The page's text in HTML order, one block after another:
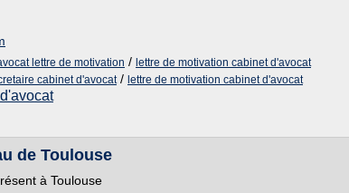
lettre de motivation / lettre de motivation cabinet d'avocat
cabinet d'avocat/ lettre de motivation cabinet d'avocat
de Toulouse
à Toulouse